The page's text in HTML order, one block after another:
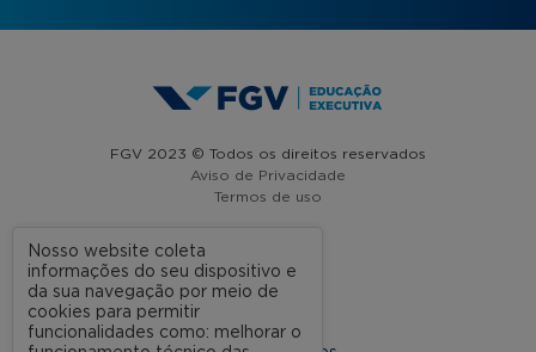
FGV 2023 © Todos os direitos reservados
Aviso de Privacidade
Termos de uso
A FGV
Nosso website coleta
informações do seu dispositivo e
da sua navegação por meio de
cookies para permitir
funcionalidades como: melhorar o